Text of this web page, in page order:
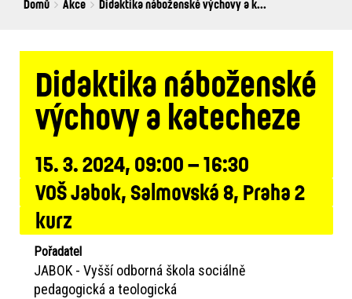
Breadcrumbs
You
Domů Akce Didaktika náboženské výchovy a k...
Didaktika náboženské
výchovy a katecheze
15. 3. 2024, 09:00 – 16:30
VOŠ Jabok, Salmovská 8, Praha 2
kurz
Pořadatel
JABOK - Vyšší odborná škola sociálně
pedagogická a teologická